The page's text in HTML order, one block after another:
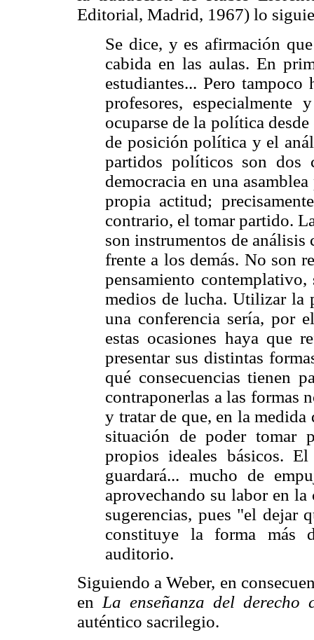
Editorial, Madrid, 1967) lo
Se dice, y es afirmación
cabida en las aulas. En
estudiantes... Pero
profesores,
ocuparse de la política
de posición política y el
partidos políticos son dos
democracia en una
propia actitud;
contrario, el tomar partido.
son instrumentos de
frente a los demás. No son
pensamiento contemplativo,
medios de lucha. Utilizar la
una conferencia sería, por
estas ocasiones haya que
presentar sus distintas
qué consecuencias tienen
contraponerlas a las formas
y tratar de que, en la
situación de poder tomar
propios ideales básicos.
guardará... mucho de
aprovechando su labor en
sugerencias, pues "el dejar
constituye la forma más
auditorio.
Siguiendo a Weber, en
en La enseñanza del
auténtico sacrilegio.